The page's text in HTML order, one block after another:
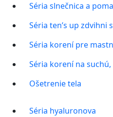
Séria slnečnica a
Séria ten’s up zdvihni
Séria korení pre
Séria korení na
Ošetrenie tela
Séria hyaluronova